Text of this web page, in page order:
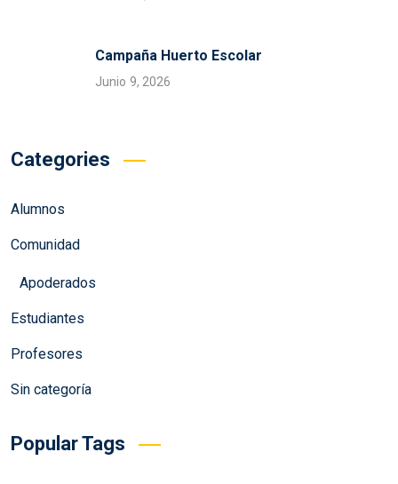
Campaña Huerto Escolar
Junio 9, 2026
Categories
Alumnos
Comunidad
Apoderados
Estudiantes
Profesores
Sin categoría
Popular Tags